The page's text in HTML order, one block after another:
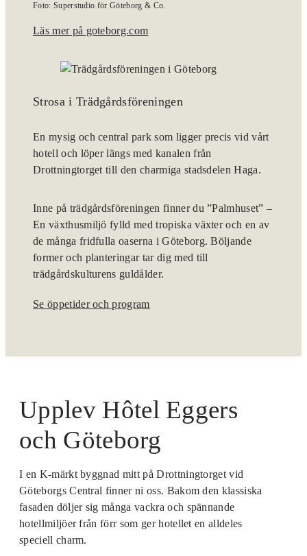
Foto: Superstudio för Göteborg & Co.
Läs mer på goteborg.com
Strosa i Trädgårdsföreningen
En mysig och central park som ligger precis vid vårt
hotell och löper längs med kanalen från
Drottningtorget till den charmiga stadsdelen Haga.
Inne på trädgårdsföreningen finner du ”Palmhuset” –
En växthusmiljö fylld med tropiska växter och en av
de många fridfulla oaserna i Göteborg. Böljande
former och planteringar tar dig med till
trädgårdskulturens guldålder.
Se öppetider och program
Upplev Hôtel Eggers
och Göteborg
I en K-märkt byggnad mitt på Drottningtorget vid
Göteborgs Central finner ni oss. Bakom den klassiska
fasaden döljer sig många vackra och spännande
hotellmiljöer från förr som ger hotellet en alldeles
speciell charm.